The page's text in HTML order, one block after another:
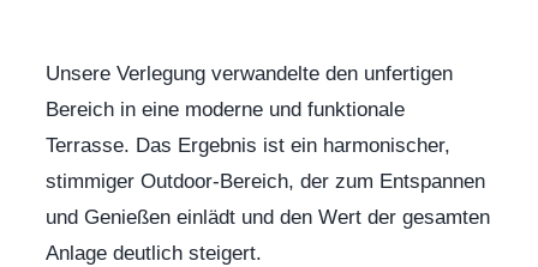
Unsere Verlegung verwandelte den unfertigen
Bereich in eine moderne und funktionale
Terrasse. Das Ergebnis ist ein harmonischer,
stimmiger Outdoor-Bereich, der zum Entspannen
und Genießen einlädt und den Wert der gesamten
Anlage deutlich steigert.